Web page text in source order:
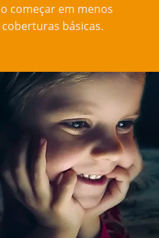
começar em menos
básicas.